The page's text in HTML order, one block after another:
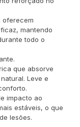
oferecem
mantendo
todo o
que absorve
Leve e
impacto ao
estáveis, o que
lesões.